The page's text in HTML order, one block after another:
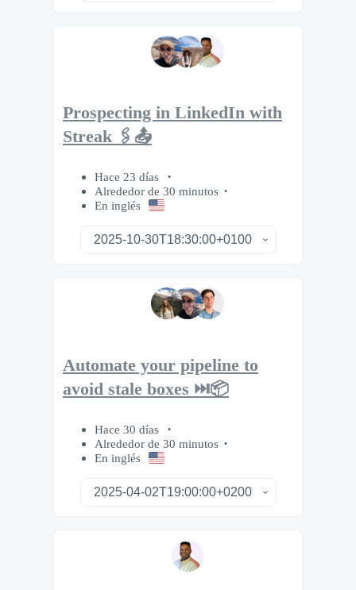
Prospecting in LinkedIn with
Streak 🖇️📤
Hace 23 días
Alrededor de 30 minutos
En inglés
Automate your pipeline to
avoid stale boxes ⏭️📦
Hace 30 días
Alrededor de 30 minutos
En inglés